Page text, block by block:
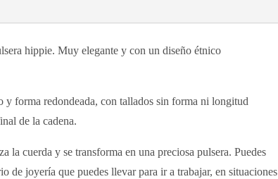
hippie. Muy elegante y con un diseño étnico
y forma redondeada, con tallados sin forma ni longitud
de la cadena.
la cuerda y se transforma en una preciosa pulsera. Puedes
de joyería que puedes llevar para ir a trabajar, en situaciones